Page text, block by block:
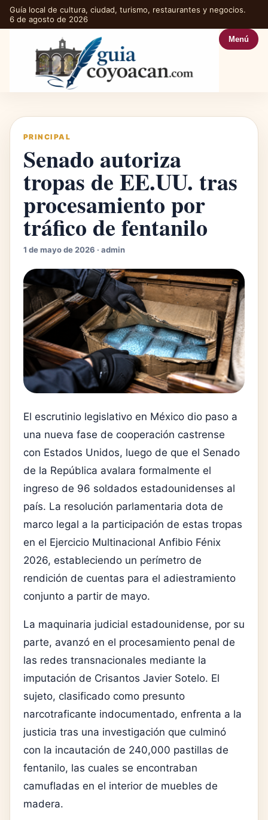
Guía local de cultura, ciudad, turismo, restaurantes y negocios.
6 de agosto de 2026
Menú
PRINCIPAL
Senado autoriza
tropas de EE.UU. tras
procesamiento por
tráfico de fentanilo
1 de mayo de 2026 · admin
El escrutinio legislativo en México dio paso a
una nueva fase de cooperación castrense
con Estados Unidos, luego de que el Senado
de la República avalara formalmente el
ingreso de 96 soldados estadounidenses al
país. La resolución parlamentaria dota de
marco legal a la participación de estas tropas
en el Ejercicio Multinacional Anfibio Fénix
2026, estableciendo un perímetro de
rendición de cuentas para el adiestramiento
conjunto a partir de mayo.
La maquinaria judicial estadounidense, por su
parte, avanzó en el procesamiento penal de
las redes transnacionales mediante la
imputación de Crisantos Javier Sotelo. El
sujeto, clasificado como presunto
narcotraficante indocumentado, enfrenta a la
justicia tras una investigación que culminó
con la incautación de 240,000 pastillas de
fentanilo, las cuales se encontraban
camufladas en el interior de muebles de
madera.